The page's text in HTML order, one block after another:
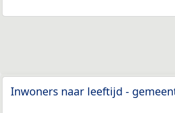
Inwoners naar leeftijd -